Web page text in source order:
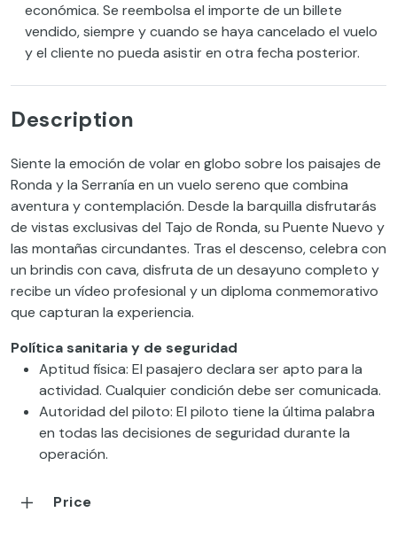
económica. Se reembolsa el importe de un billete
vendido, siempre y cuando se haya cancelado el vuelo
y el cliente no pueda asistir en otra fecha posterior.
Description
Siente la emoción de volar en globo sobre los paisajes de
Ronda y la Serranía en un vuelo sereno que combina
aventura y contemplación. Desde la barquilla disfrutarás
de vistas exclusivas del Tajo de Ronda, su Puente Nuevo y
las montañas circundantes. Tras el descenso, celebra con
un brindis con cava, disfruta de un desayuno completo y
recibe un vídeo profesional y un diploma conmemorativo
que capturan la experiencia.
Política sanitaria y de seguridad
Aptitud física: El pasajero declara ser apto para la
actividad. Cualquier condición debe ser comunicada.
Autoridad del piloto: El piloto tiene la última palabra
en todas las decisiones de seguridad durante la
operación.
Price